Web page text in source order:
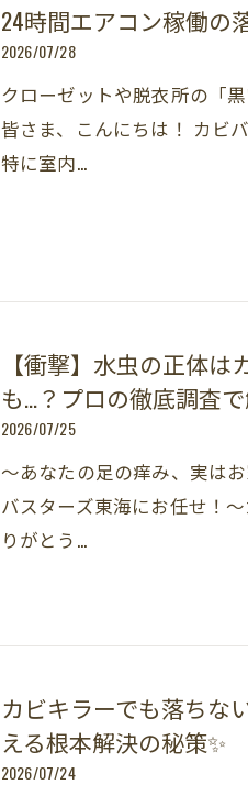
24時間エアコン稼働の
2026/07/28
クローゼットや脱衣所の「
皆さま、こんにちは！ カビ
特に室内…
【衝撃】水虫の正体
も…？プロの徹底調査
2026/07/25
～あなたの足の痒み、実は
バスターズ東海にお任せ！
りがとう…
カビキラーでも落ちな
える根本解決の秘策✨
2026/07/24